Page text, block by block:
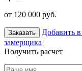
от 120 000 руб.
Заказать Добавить
замерщика
Получить расчет